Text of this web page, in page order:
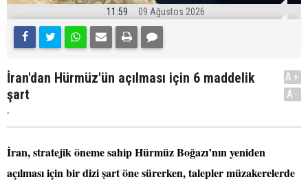
11:59 09 Ağustos 2026
İran'dan Hürmüz'ün açılması için 6 maddelik
şart
.
A+
A-
İran, stratejik öneme sahip Hürmüz Boğazı’nın yeniden
açılması için bir dizi şart öne sürerken, talepler müzakerelerde